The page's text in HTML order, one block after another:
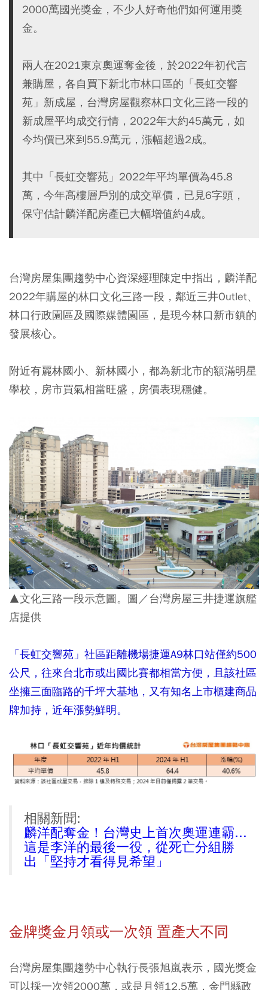
2000萬國光獎金，不少人好奇他們如何運用獎
金。
兩人在2021東京奧運奪金後，於2022年初代言
兼購屋，各自買下新北市林口區的「長虹交響
苑」新成屋，台灣房屋觀察林口文化三路一段的
新成屋平均成交行情，2022年大約45萬元，如
今均價已來到55.9萬元，漲幅超過2成。
其中「長虹交響苑」2022年平均單價為45.8
萬，今年高樓層戶別的成交單價，已見6字頭，
保守估計麟洋配房產已大幅增值約4成。
台灣房屋集團趨勢中心資深經理陳定中指出，麟洋配
2022年購屋的林口文化三路一段，鄰近三井Outlet、
林口行政園區及國際媒體園區，是現今林口新市鎮的
發展核心。
附近有麗林國小、新林國小，都為新北市的額滿明星
學校，房市買氣相當旺盛，房價表現穩健。
▲文化三路一段示意圖。圖／台灣房屋三井捷運旗艦
店提供
「長虹交響苑」社區距離機場捷運A9林口站僅約500
公尺，往來台北市或出國比賽都相當方便，且該社區
坐擁三面臨路的千坪大基地，又有知名上市櫃建商品
牌加持，近年漲勢鮮明。
相關新聞:
麟洋配奪金！台灣史上首次奧運連霸...
這是李洋的最後一役，從死亡分組勝
出「堅持才看得見希望」
金牌獎金月領或一次領 置產大不同
台灣房屋集團趨勢中心執行長張旭嵐表示，國光獎金
可以採一次領2000萬，或是月領12.5萬，金門縣政